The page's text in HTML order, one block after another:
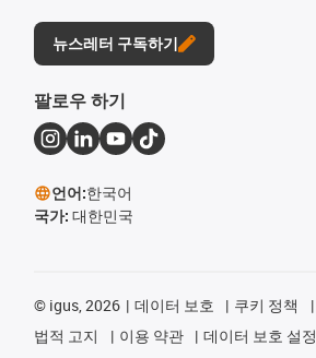
뉴스레터 구독하기
팔로우 하기
언어:한국어
국가: 대한민국
© igus, 2026 데이터 보호 쿠키 정책
법적 고지
이용 약관 데이터 보호 설정